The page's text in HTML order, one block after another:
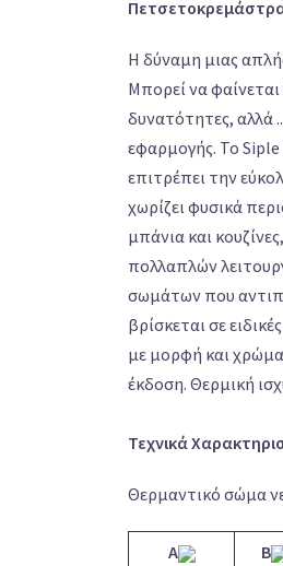
Η δύναμη μιας
Μπορεί να φαίνεται
δυνατότητες, αλλά
εφαρμογής. Το
επιτρέπει την
χωρίζει φυσικά
μπάνια και
πολλαπλών
σωμάτων που
βρίσκεται σε
με μορφή και
έκδοση. Θερμική
Τεχνικά
Θερμαντικό σώμα
A
B